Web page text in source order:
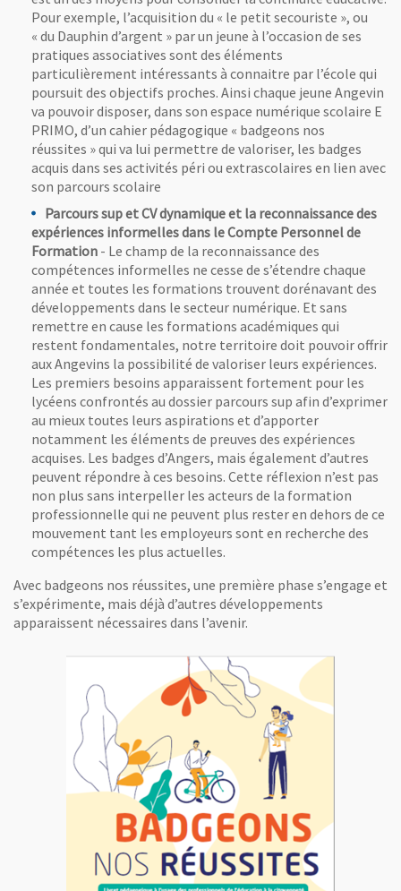
Pour exemple, l’acquisition du « le petit secouriste », ou
« du Dauphin d’argent » par un jeune à l’occasion de ses
pratiques associatives sont des éléments
particulièrement intéressants à connaitre par l’école qui
poursuit des objectifs proches. Ainsi chaque jeune Angevin
va pouvoir disposer, dans son espace numérique scolaire E
PRIMO, d’un cahier pédagogique « badgeons nos
réussites » qui va lui permettre de valoriser, les badges
acquis dans ses activités péri ou extrascolaires en lien avec
son parcours scolaire
Parcours sup et CV dynamique et la reconnaissance des
expériences informellesdans le Compte Personnel de
Formation - Le champ de la reconnaissance des
compétences informelles ne cesse de s’étendre chaque
année et toutes les formations trouvent dorénavant des
développements dans le secteur numérique. Et sans
remettre en cause les formations académiques qui
restent fondamentales, notre territoire doit pouvoir offrir
aux Angevins la possibilité de valoriser leurs expériences.
Les premiers besoins apparaissent fortement pour les
lycéens confrontés au dossier parcours sup afin d’exprimer
au mieux toutes leurs aspirations et d’apporter
notamment les éléments de preuves des expériences
acquises. Les badges d’Angers, mais également d’autres
peuvent répondre à ces besoins. Cette réflexion n’est pas
non plus sans interpeller les acteurs de la formation
professionnelle qui ne peuvent plus rester en dehors de ce
mouvement tant les employeurs sont en recherche des
compétences les plus actuelles.
Avec badgeons nos réussites, une première phase s’engage et
s’expérimente, mais déjà d’autres développements
apparaissent nécessaires dans l’avenir.
Vue agrandie de l'image